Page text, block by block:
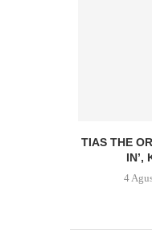
TIAS THE
IN’,
4